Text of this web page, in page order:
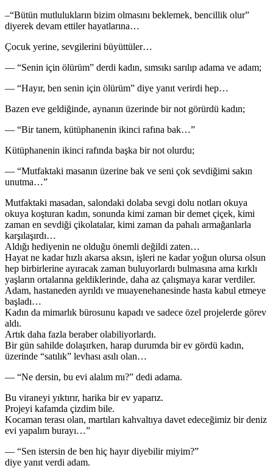
–“Bütün mutlulukların bizim olmasını beklemek, bencillik olur”
diyerek devam ettiler hayatlarına…
Çocuk yerine, sevgilerini büyüttüler…
— “Senin için ölürüm” derdi kadın, sımsıkı sarılıp adama ve adam;
— “Hayır, ben senin için ölürüm” diye yanıt verirdi hep…
Bazen eve geldiğinde, aynanın üzerinde bir not görürdü kadın;
— “Bir tanem, kütüphanenin ikinci rafına bak…”
Kütüphanenin ikinci rafında başka bir not olurdu;
— “Mutfaktaki masanın üzerine bak ve seni çok sevdiğimi sakın
unutma…”
Mutfaktaki masadan, salondaki dolaba sevgi dolu notları okuya
okuya koşturan kadın, sonunda kimi zaman bir demet çiçek, kimi
zaman en sevdiği çikolatalar, kimi zaman da pahalı armağanlarla
karşılaşırdı…
Aldığı hediyenin ne olduğu önemli değildi zaten…
Hayat ne kadar hızlı akarsa aksın, işleri ne kadar yoğun olursa olsun
hep birbirlerine ayıracak zaman buluyorlardı bulmasına ama kırklı
yaşların ortalarına geldiklerinde, daha az çalışmaya karar verdiler.
Adam, hastaneden ayrıldı ve muayenehanesinde hasta kabul etmeye
başladı…
Kadın da mimarlık bürosunu kapadı ve sadece özel projelerde görev
aldı.
Artık daha fazla beraber olabiliyorlardı.
Bir gün sahilde dolaşırken, harap durumda bir ev gördü kadın,
üzerinde “satılık” levhası asılı olan…
— “Ne dersin, bu evi alalım mı?” dedi adama.
Bu viraneyi yıktırır, harika bir ev yaparız.
Projeyi kafamda çizdim bile.
Kocaman terası olan, martıları kahvaltıya davet edeceğimiz bir deniz
evi yapalım burayı…”
— “Sen istersin de ben hiç hayır diyebilir miyim?”
diye yanıt verdi adam.